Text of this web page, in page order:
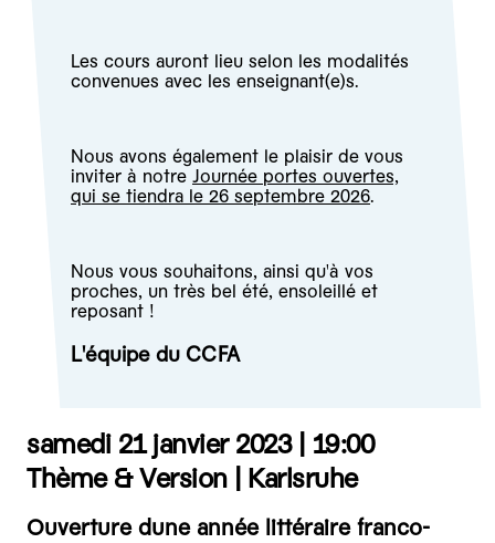
Les cours auront lieu selon les modalités
convenues avec les enseignant(e)s.
Nous avons également le plaisir de vous
inviter à notre Journée portes ouvertes,
qui se tiendra le 26 septembre 2026.
Nous vous souhaitons, ainsi qu'à vos
proches, un très bel été, ensoleillé et
reposant !
L'équipe du CCFA
samedi 21 janvier 2023 | 19:00
Thème & Version | Karlsruhe
Ouverture dune année littéraire franco-